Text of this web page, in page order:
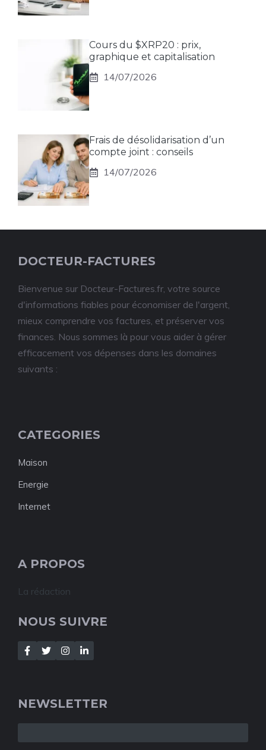
Cours du $XRP20 : prix,
graphique et capitalisation
14/07/2026
Frais de désolidarisation d’un
compte joint : conseils
14/07/2026
DOCTEUR-FACTURES
Bienvenue sur Docteur-Factures.fr, votre source
d'informations fiables pour économiser de l'argent,
mieux comprendre vos factures, et préserver vos
finances. Nous sommes là pour vous aider à gérer
efficacement vos dépenses dans les domaines
suivants :
CATEGORIES
Maison
Energie
Internet
A PROPOS
La rédaction
NOUS SUIVRE
NEWSLETTER